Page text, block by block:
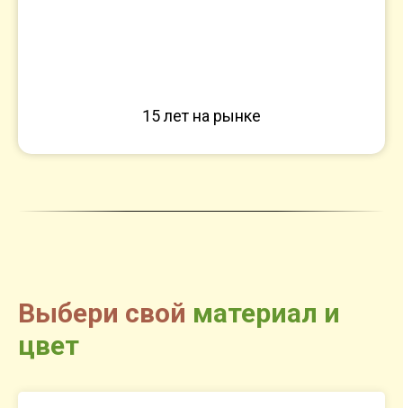
15 лет на рынке
Выбери свой материал и
цвет